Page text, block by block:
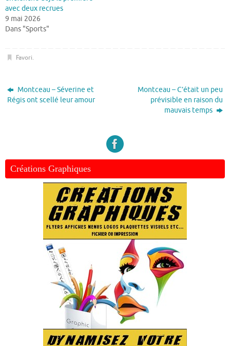
avec deux recrues
9 mai 2026
Dans "Sports"
Favori.
Montceau – Séverine et
Régis ont scellé leur amour
Montceau – C’était un peu
prévisible en raison du
mauvais temps
Créations Graphiques